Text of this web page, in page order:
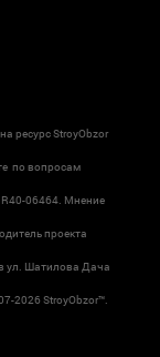
ресурс StroyObzor
по вопросам
06464. Мнение
проекта
ул. Шатилова Дача
2026 StroyObzor™.